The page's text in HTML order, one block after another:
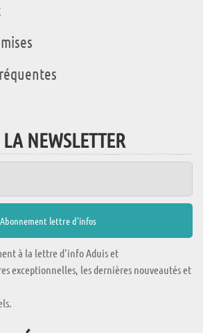
NEWSLETTER
à la lettre d'info Aduis et
exceptionnelles, les dernières nouveautés et